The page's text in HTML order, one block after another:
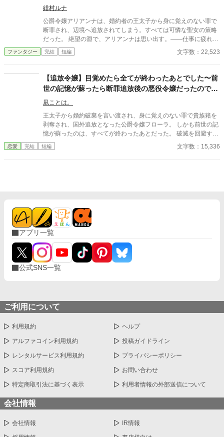
～
緋村ルナ
公爵令嬢アリアンナは、婚約者の王太子から身に覚えのない罪で
断罪され、辺境へ追放されてしまう。すべては可憐な聖女の策略
だった。 絶望の淵で、アリアンナは思い出す。――仕事に疲れた
心を癒してくれた、前世日本のソウルフード「カツ丼」の記憶
を！ 「もう誰も頼らない。私は、私の料理で生きていく！」 辺境
材でカツ丼の再現に挑む。試行錯誤の末に完成した「勝利の飯
（ヴィクトリー・ボウル）」は、無骨な騎士や冒険者たちの心を
鷲掴みにし、寂れた辺境の町に奇跡をもたらしていく。 やがて彼
女の成功は、彼女を捨てた元婚約者たちの耳にも届くことに。 こ
れは、全てを失った悪役令嬢が、一皿のカツ丼から始まる温かい
奇跡で、本当の幸せと愛する人を見つける痛快逆転グルメ・ラブ
ストーリー！
ファンタジー 完結 短編 文字数：22,523
【追放令嬢】目覚めたら全てが終わったあとでした〜前
世の記憶が蘇ったら断罪追放後の悪役令嬢だったので、
辺境の食堂で幸せをつかんでみせます！！〜
凪ことは。
王太子から婚約破棄を言い渡され、身に覚えのない罪で貴族籍を
剥奪され、国外追放となった公爵令嬢フローラ。 しかも前世の記
憶が蘇ったのは、すべてが終わったあとだった。 破滅を回避する
時間も、家族に助けを求める余地もない。 薄いドレス一枚で国境
に捨てられ、行き倒れたフローラを救ったのは、町外れの食堂
週決まった曜日に店を訪れる無口な騎士ルシアン。 パンを食べる
ときだけ少しだけ表情を緩める彼と、穏やかな時間を重ねるうち
に、フローラの心にも淡い想いが芽生えていく。 けれど半年後、
彼女の無実が証明され、祖国から迎えの騎士たちがやって来る。
「わたしの居場所は、ここです」 すべてを失ったからこそ見つけ
られた、自分で選ぶ人生と幸せ。 追放された悪役令嬢が、辺境の
食堂で新しい家族と恋をつかむ、再出発の溺愛ファンタジー。
恋愛 完結 短編 文字数：15,336
アプリ一覧
公式SNS一覧
ご利用について
利用規約 ヘルプ
アルファコイン利用規約 投稿ガイドライン
レンタルサービス利用規約 プライバシーポリシー
スコア利用規約 お問い合わせ
特定商取引法に基づく表示 利用者情報の外部送信について
会社情報
会社情報 IR情報